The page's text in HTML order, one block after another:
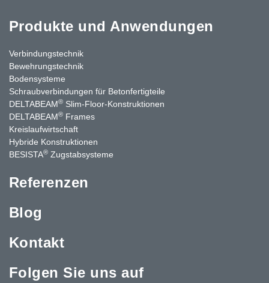
Stahlquerschnitten und geschützter innerer Bewehrung erhält
Der intelligente, hybride Einsatz von Materialien versetzt uns in
die Lage neue Effekte zu erreichen, die dem klassischen
„Einmaterialeinsatz“ deutlich überlegen sind.
Produkte und Anwendungen
Verbindungstechnik
Bewehrungstechnik
Bodensysteme
Schraubverbindungen für Betonfertigteile
DELTABEAM® Slim-Floor-Konstruktionen
DELTABEAM® Frames
Kreislaufwirtschaft
Hybride Konstruktionen
BESISTA® Zugstabsysteme
Referenzen
Blog
Kontakt
Folgen Sie uns auf